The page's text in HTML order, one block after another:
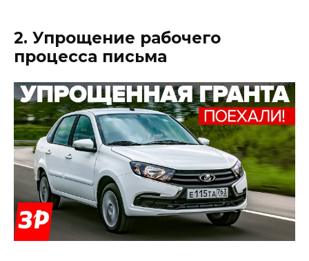
2. Упрощение рабочего
процесса письма